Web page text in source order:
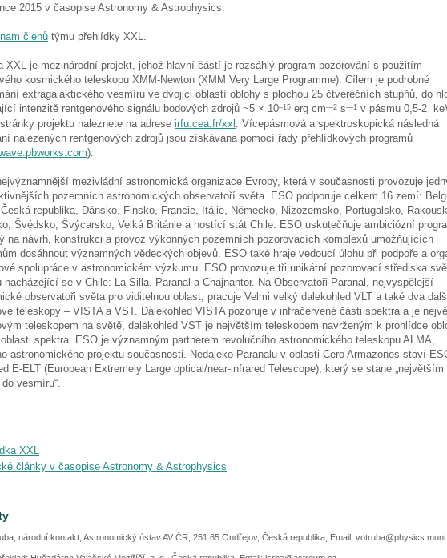
2015 v časopise Astronomy & Astrophysics.
členů týmu přehlídky XXL.
XXL je mezinárodní projekt, jehož hlavní částí je rozsáhlý program pozorování s použitím
kosmického teleskopu XMM-Newton (XMM Very Large Programme). Cílem je podrobné
extragalaktického vesmíru ve dvojici oblastí oblohy s plochou 25 čtverečních stupňů, do
intenzitě rentgenového signálu bodových zdrojů ~5 × 10–15 erg cm—2 s—1 v pásmu 0,5-2
projektu naleznete na adrese irfu.cea.fr/xxl . Vícepásmová a spektroskopická následná
nalezených rentgenových zdrojů jsou získávána pomocí řady přehlídkových programů
).
mezivládní astronomická organizace Evropy, která v současnosti provozuje
pozemních astronomických observatoří světa. ESO podporuje celkem 16 zemí:
republika, Dánsko, Finsko, Francie, Itálie, Německo, Nizozemsko, Portugalsko,
Švédsko, Švýcarsko, Velká Británie a hostící stát Chile. ESO uskutečňuje ambiciózní
na návrh, konstrukci a provoz výkonných pozemních pozorovacích komplexů umožňujících
dosáhnout významných vědeckých objevů. ESO také hraje vedoucí úlohu při podpoře a
spolupráce v astronomickém výzkumu. ESO provozuje tři unikátní pozorovací střediska
nacházející se v Chile: La Silla, Paranal a Chajnantor. Na Observatoři Paranal, nejvyspělejší
observatoři světa pro viditelnou oblast, pracuje Velmi velký dalekohled VLT a také dva
teleskopy – VISTA a VST. Dalekohled VISTA pozoruje v infračervené části spektra a je
teleskopem na světě, dalekohled VST je největším teleskopem navrženým k prohlídce
spektra. ESO je významným partnerem revolučního astronomického teleskopu ALMA,
astronomického projektu současnosti. Nedaleko Paranalu v oblasti Cero Armazones staví
E-ELT (European Extremely Large optical/near-infrared Telescope), který se stane „největším
vesmíru“.
XXL
články v časopise Astronomy & Astrophysics
národní kontakt; Astronomický ústav AV ČR, 251 65 Ondřejov, Česká republika; Email: